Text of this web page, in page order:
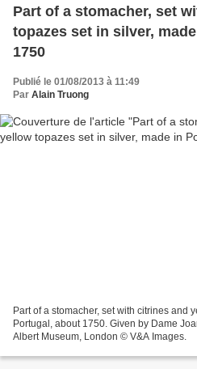
Part of a stomacher, set
topazes set in silver,
1750
Publié le 01/08/2013 à 11:49
Par Alain Truong
Part of a stomacher, set with citrines and
Portugal, about 1750. Given by Dame
Albert Museum, London © V&A Images.